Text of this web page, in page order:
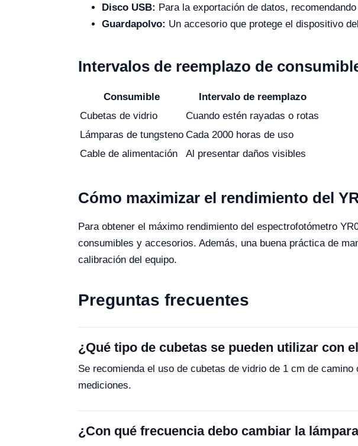
Disco USB: Para la exportación de datos,
Guardapolvo: Un accesorio que protege el dispositivo
Intervalos de reemplazo de
Consumible
Intervalo de reemplazo
Cubetas de vidrio
Cuando estén rayadas o rotas
Lámparas de tungsteno Cada 2000 horas de uso
Cable de alimentación
Al presentar daños visibles
Cómo maximizar el rendimiento del
Para obtener el máximo rendimiento del espectrofotómetro
consumibles y accesorios. Además, una buena práctica de
calibración del equipo.
Preguntas frecuentes
¿Qué tipo de cubetas se pueden utilizar con
Se recomienda el uso de cubetas de vidrio de 1 cm de
mediciones.
¿Con qué frecuencia debo cambiar la